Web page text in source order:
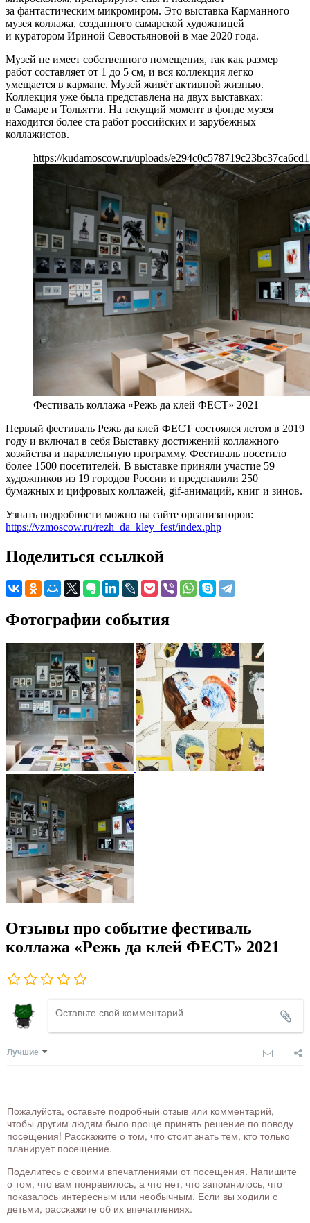
за фантастическим микромиром. Это выставка Карманного
музея коллажа, созданного самарской художницей
и куратором Ириной Севостьяновой в мае 2020 года.
Музей не имеет собственного помещения, так как размер
работ составляет от 1 до 5 см, и вся коллекция легко
умещается в кармане. Музей живёт активной жизнью.
Коллекция уже была представлена на двух выставках:
в Самаре и Тольятти. На текущий момент в фонде музея
находится более ста работ российских и зарубежных
коллажистов.
https://kudamoscow.ru/uploads/
Фестиваль коллажа «Режь да клей ФЕСТ» 2021
Первый фестиваль Режь да клей ФЕСТ состоялся летом в 2019
году и включал в себя Выставку достижений коллажного
хозяйства и параллельную программу. Фестиваль посетило
более 1500 посетителей. В выставке приняли участие 59
художников из 19 городов России и представили 250
бумажных и цифровых коллажей, gif-анимаций, книг и зинов.
Узнать подробности можно на сайте организаторов:
https://vzmoscow.ru/rezh_da_kley_fest/index.php
Поделиться ссылкой
Фотографии события
Отзывы про событие фестиваль
коллажа «Режь да клей ФЕСТ» 2021
Лучшие
Пожалуйста, оставьте подробный отзыв или комментарий,
чтобы другим людям было проще принять решение по поводу
посещения! Расскажите о том, что стоит знать тем, кто только
планирует посещение.
Поделитесь с своими впечатлениями от посещения. Напишите
о том, что вам понравилось, а что нет, что запомнилось, что
показалось интересным или необычным. Если вы ходили с
детьми, расскажите об их впечатлениях.